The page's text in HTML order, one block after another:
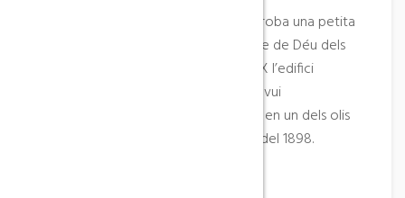
En aquest tram de paret també es troba una petita
capella adossada, dedicada a la Mare de Déu dels
Desemparats. A principis del segle XX l’edifici
comptava amb un petit campanar, avui
desaparegut, i que podem observar en un dels olis
que pintà Picasso en la seva estada del 1898.